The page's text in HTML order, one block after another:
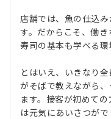
店舗では、魚の仕込
す。だからこそ、働き
寿司の基本も学べる環
とはいえ、いきなり
がそばで教えながら
ます。接客が初めて
は元気にあいさつがで